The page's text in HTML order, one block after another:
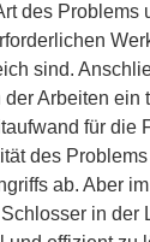
des Problems
sind.
der Arbeiten ein
für die
des
ab. Aber
in der